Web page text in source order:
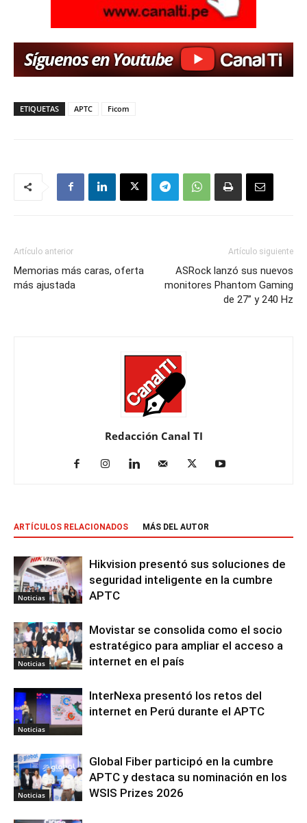
ETIQUETAS APTC Ficom
Artículo anterior
Memorias más caras, oferta
más ajustada
Artículo siguiente
ASRock lanzó sus nuevos
monitores Phantom Gaming
de 27” y 240 Hz
Redacción Canal TI
ARTÍCULOS RELACIONADOS MÁS DEL AUTOR
Noticias
Hikvision presentó sus soluciones de
seguridad inteligente en la cumbre
APTC
Noticias
Movistar se consolida como el socio
estratégico para ampliar el acceso a
internet en el país
Noticias
InterNexa presentó los retos del
internet en Perú durante el APTC
Noticias
Global Fiber participó en la cumbre
APTC y destaca su nominación en los
WSIS Prizes 2026